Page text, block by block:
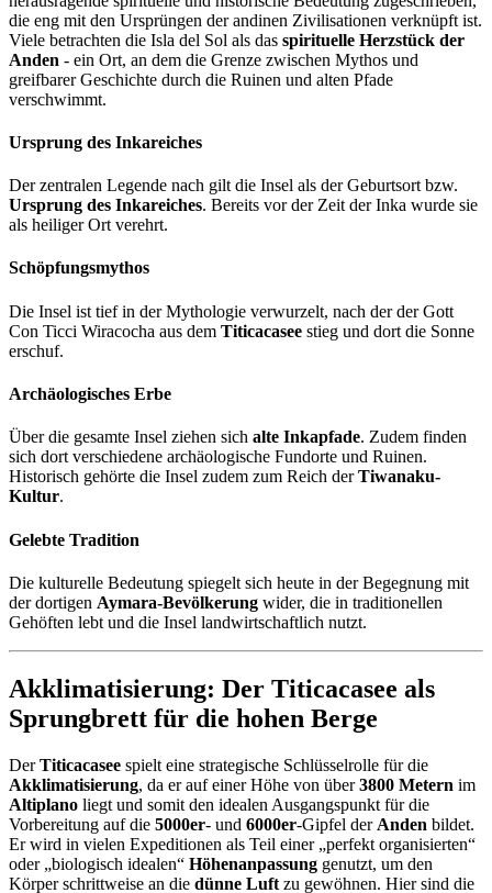
die eng mit den Ursprüngen der andinen Zivilisationen verknüpft ist.
Viele betrachten die Isla del Sol als das spirituelle Herzstück der
Anden - ein Ort, an dem die Grenze zwischen Mythos und
greifbarer Geschichte durch die Ruinen und alten Pfade
verschwimmt.
Ursprung des Inkareiches
Der zentralen Legende nach gilt die Insel als der Geburtsort bzw.
Ursprung des Inkareiches. Bereits vor der Zeit der Inka wurde sie
als heiliger Ort verehrt.
Schöpfungsmythos
Die Insel ist tief in der Mythologie verwurzelt, nach der der Gott
Con Ticci Wiracocha aus dem Titicacasee stieg und dort die Sonne
erschuf.
Archäologisches Erbe
Über die gesamte Insel ziehen sich alte Inkapfade. Zudem finden
sich dort verschiedene archäologische Fundorte und Ruinen.
Historisch gehörte die Insel zudem zum Reich derTiwanaku-
Kultur.
Gelebte Tradition
Die kulturelle Bedeutung spiegelt sich heute in der Begegnung mit
der dortigen Aymara-Bevölkerung wider, die in traditionellen
Gehöften lebt und die Insel landwirtschaftlich nutzt.
Akklimatisierung: Der Titicacasee als
Sprungbrett für die hohen Berge
DerTiticacasee spielt eine strategische Schlüsselrolle für die
Akklimatisierung, da er auf einer Höhe von über3800 Metern im
Altiplano liegt und somit den idealen Ausgangspunkt für die
Vorbereitung auf die 5000er- und 6000er-Gipfel der Anden bildet.
Er wird in vielen Expeditionen als Teil einer „perfekt organisierten“
oder „biologisch idealen“ Höhenanpassung genutzt, um den
Körper schrittweise an die dünne Luft zu gewöhnen. Hier sind die